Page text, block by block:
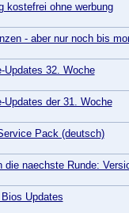
kostefrei ohne werbung
- aber nur noch bis
Updates 32. Woche
Updates der 31. Woche
Pack (deutsch)
die naechste Runde:
Updates